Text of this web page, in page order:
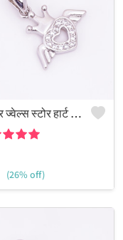
सिल्वर ज्वेल्स स्टोर हार्ट क्राउन 925 सिल्वर सीजेड पेंडेंट
(26% off)